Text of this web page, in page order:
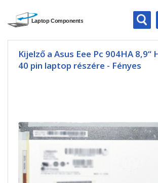
Kijelző a Asus Eee Pc 904HA 8,9“
40 pin laptop részére - Fényes